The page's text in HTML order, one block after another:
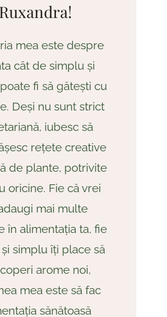
Ruxandra!
mea este despre
cât de simplu și
fi să gătești cu
Deși nu sunt strict
iubesc să
rețete creative
de plante, potrivite
oricine. Fie că vrei
mai multe
în alimentația ta, fie
simplu îți place să
arome noi,
mea este să fac
sănătoasă